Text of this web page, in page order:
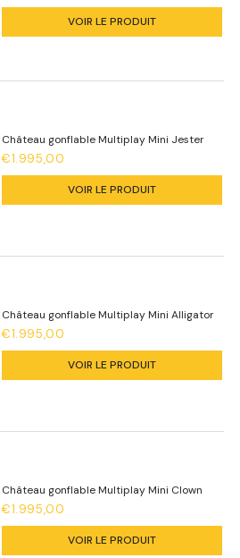
VOIR LE PRODUIT
Château gonflable Multiplay Mini Jester
€1.995,00
VOIR LE PRODUIT
Château gonflable Multiplay Mini Alligator
€1.995,00
VOIR LE PRODUIT
Château gonflable Multiplay Mini Clown
€1.995,00
VOIR LE PRODUIT